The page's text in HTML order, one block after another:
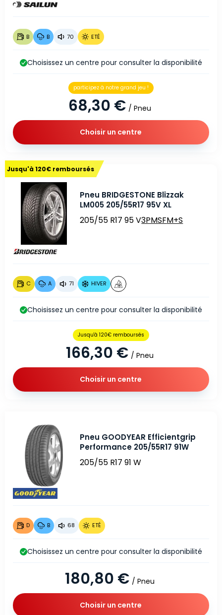
B B 70 ETÉ
68,30 € / Pneu
participez à notre grand jeu !
Choisissez un centre pour consulter la disponibilité
Choisir un centre
Jusqu'à 120€ remboursés
Pneu BRIDGESTONE Blizzak
LM005 205/55R17 95V XL
205/55 R17 95 V3PMSFM+S
C A 71 HIVER
166,30 € / Pneu
Jusqu'à 120€ remboursés
Choisissez un centre pour consulter la disponibilité
Choisir un centre
Pneu GOODYEAR Efficientgrip
Performance 205/55R17 91W
205/55 R17 91 W
D B 68 ETÉ
180,80 € / Pneu
Choisissez un centre pour consulter la disponibilité
Choisir un centre